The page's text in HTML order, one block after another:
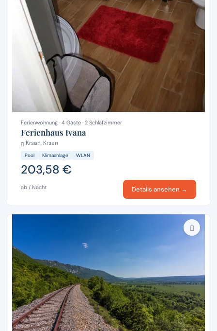
Ferienwohnung · 4 Gäste · 2 Schlafzimmer
Ferienhaus Ivana
Krsan, Krsan
Pool Klimaanlage WLAN
203,58 €
ab / Nacht Details ansehen →